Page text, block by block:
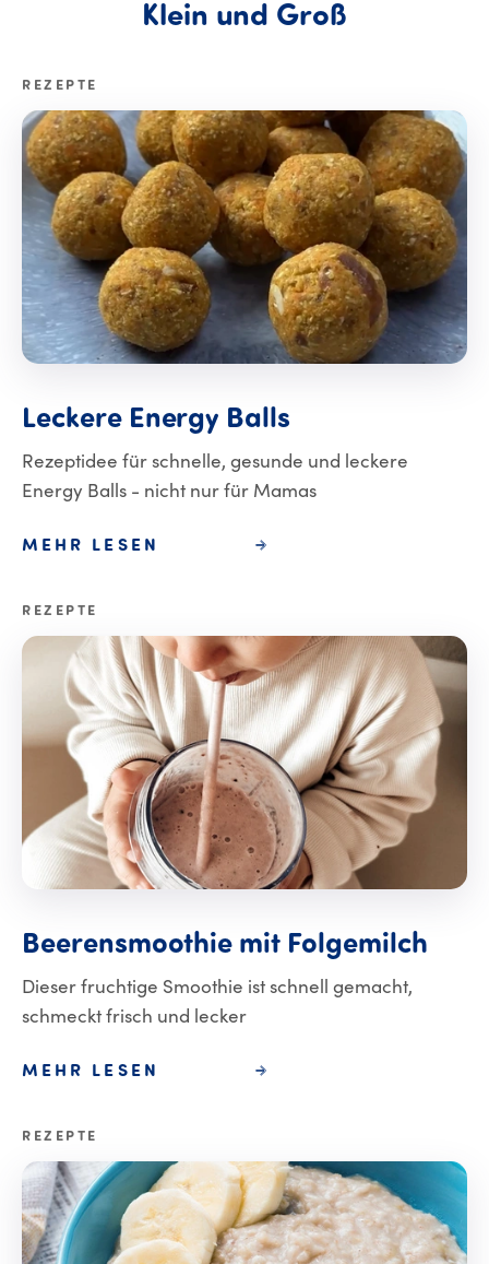
Klein und Groß
REZEPTE
Leckere Energy Balls
Rezeptidee für schnelle, gesunde und leckere
Energy Balls - nicht nur für Mamas
MEHR LESEN
REZEPTE
Beerensmoothie mit Folgemilch
Dieser fruchtige Smoothie ist schnell gemacht,
schmeckt frisch und lecker
MEHR LESEN
REZEPTE